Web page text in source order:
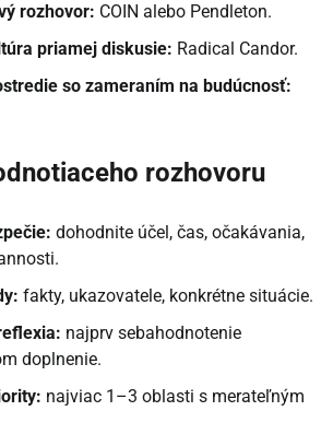
rozhovor: COIN alebo Pendleton.
priamej diskusie: Radical Candor.
so zameraním na budúcnosť:
rozhovoru
dohodnite účel, čas, očakávania,
fakty, ukazovatele, konkrétne situácie.
najprv sebahodnotenie
doplnenie.
najviac 1–3 oblasti s merateľným